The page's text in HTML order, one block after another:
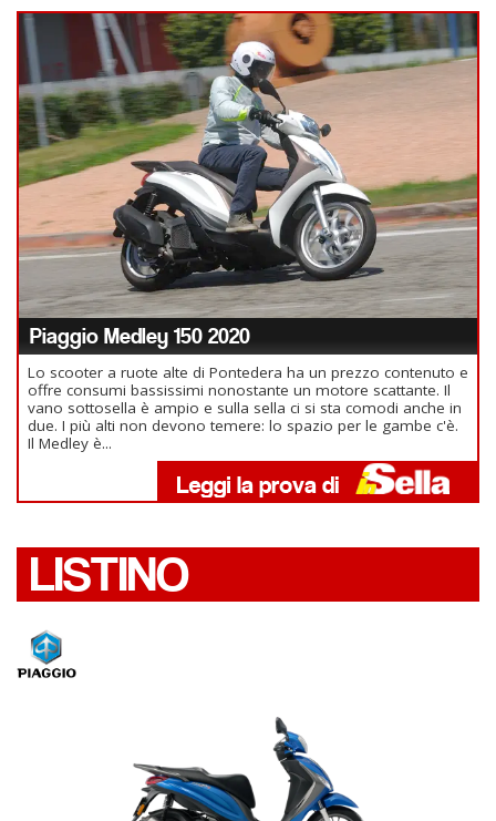
Piaggio Medley 150 2020
Lo scooter a ruote alte di Pontedera ha un prezzo contenuto e
offre consumi bassissimi nonostante un motore scattante. Il
vano sottosella è ampio e sulla sella ci si sta comodi anche in
due. I più alti non devono temere: lo spazio per le gambe c'è.
Il Medley è...
LISTINO